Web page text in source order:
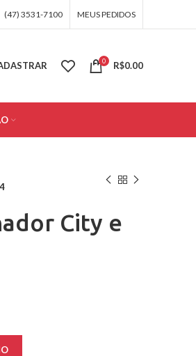
(47) 3531-7100 MEUS PEDIDOS
0 R$0.00
City e